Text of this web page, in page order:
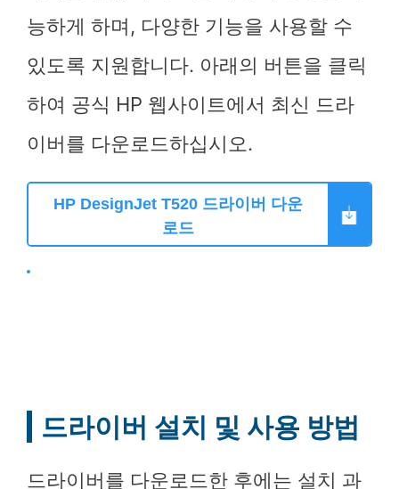
능하게 하며, 다양한 기능을 사용할 수
있도록 지원합니다. 아래의 버튼을 클릭
하여 공식 HP 웹사이트에서 최신 드라
이버를 다운로드하십시오.
HP DesignJet T520 드라이버 다운
로드
드라이버 설치 및 사용 방법
드라이버를 다운로드한 후에는 설치 과